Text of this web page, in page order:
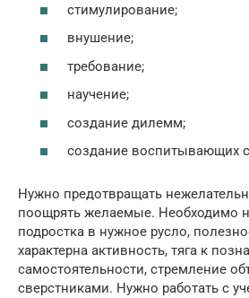
стимулирование;
внушение;
требование;
научение;
создание дилемм;
создание воспитывающих
Нужно предотвращать
поощрять желаемые. Необходимо
подростка в нужное русло,
характерна активность, тяга к
самостоятельности, стремление
сверстниками. Нужно работать с